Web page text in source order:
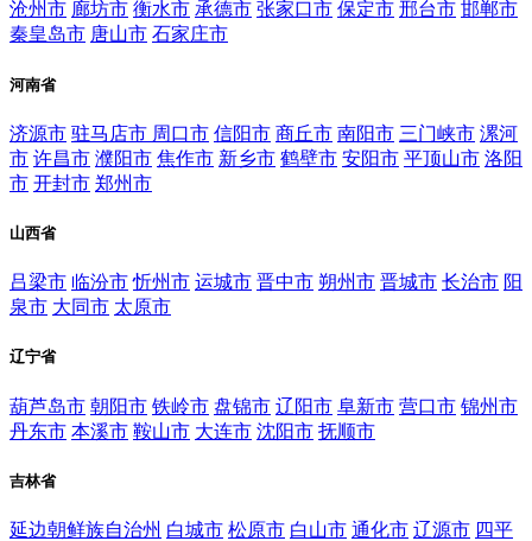
沧州市 廊坊市 衡水市 承德市 张家口市 保定市 邢台市 邯郸市
秦皇岛市 唐山市 石家庄市
河南省
济源市 驻马店市 周口市 信阳市 商丘市 南阳市 三门峡市 漯河
市 许昌市 濮阳市 焦作市 新乡市 鹤壁市 安阳市 平顶山市 洛阳
市 开封市 郑州市
山西省
吕梁市 临汾市 忻州市 运城市 晋中市 朔州市 晋城市 长治市 阳
泉市 大同市 太原市
辽宁省
葫芦岛市 朝阳市 铁岭市 盘锦市 辽阳市 阜新市 营口市 锦州市
丹东市 本溪市 鞍山市 大连市 沈阳市 抚顺市
吉林省
延边朝鲜族自治州 白城市 松原市 白山市 通化市 辽源市 四平